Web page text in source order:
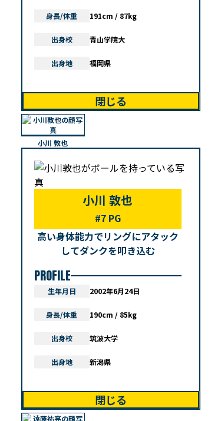
身長/体重 191cm / 87kg
出身校 青山学院大
出身地 福岡県
閉じる
小川 敦也
小川 敦也
#7 PG
高い身体能力でリングにアタック
してダンクを叩き込む
PROFILE
生年月日 2002年6月24日
身長/体重 190cm / 85kg
出身校 筑波大学
出身地 新潟県
閉じる